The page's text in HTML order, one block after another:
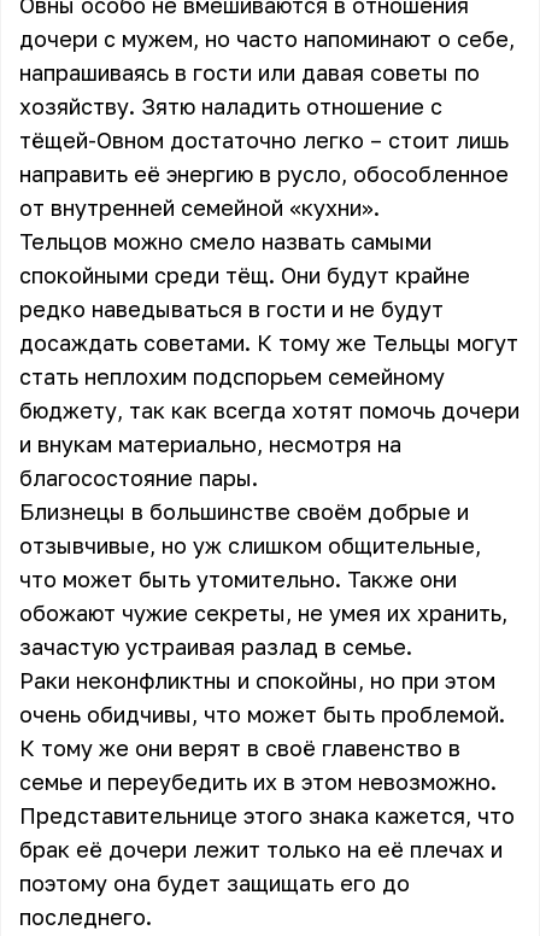
дочери с мужем, но часто напоминают о себе,
напрашиваясь в гости или давая советы по
хозяйству. Зятю наладить отношение с
тёщей-Овном достаточно легко – стоит лишь
направить её энергию в русло, обособленное
от внутренней семейной «кухни».
Тельцов можно смело назвать самыми
спокойными среди тёщ. Они будут крайне
редко наведываться в гости и не будут
досаждать советами. К тому же Тельцы могут
стать неплохим подспорьем семейному
бюджету, так как всегда хотят помочь дочери
и внукам материально, несмотря на
благосостояние пары.
Близнецы в большинстве своём добрые и
отзывчивые, но уж слишком общительные,
что может быть утомительно. Также они
обожают чужие секреты, не умея их хранить,
зачастую устраивая разлад в семье.
Раки неконфликтны и спокойны, но при этом
очень обидчивы, что может быть проблемой.
К тому же они верят в своё главенство в
семье и переубедить их в этом невозможно.
Представительнице этого знака кажется, что
брак её дочери лежит только на её плечах и
поэтому она будет защищать его до
последнего.